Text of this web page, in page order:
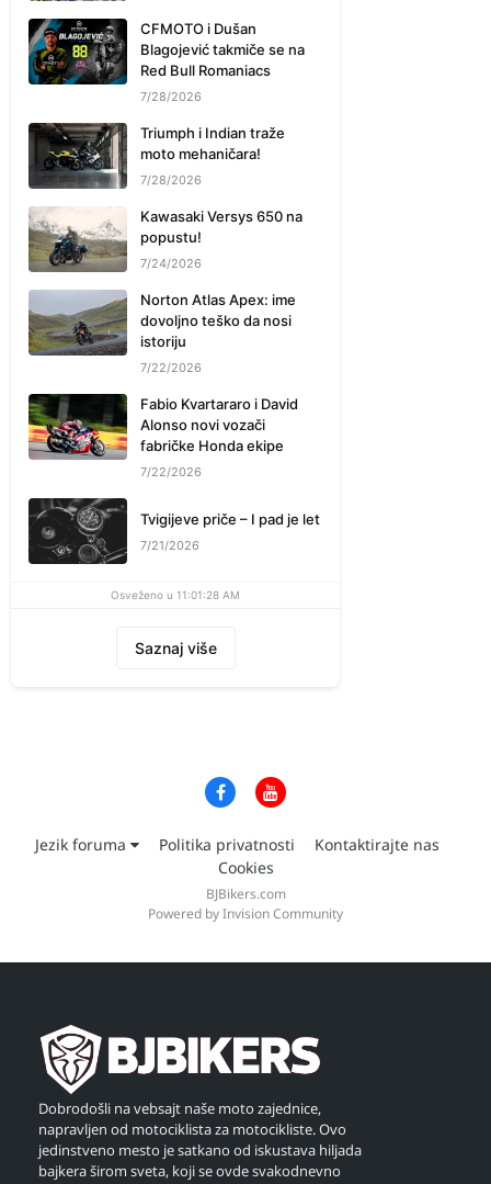
CFMOTO i Dušan
Blagojević takmiče se na
Red Bull Romaniacs
7/28/2026
Triumph i Indian traže
moto mehaničara!
7/28/2026
Kawasaki Versys 650 na
popustu!
7/24/2026
Norton Atlas Apex: ime
dovoljno teško da nosi
istoriju
7/22/2026
Fabio Kvartararo i David
Alonso novi vozači
fabričke Honda ekipe
7/22/2026
Tvigijeve priče – I pad je let
7/21/2026
Osveženo u 11:01:28 AM
Saznaj više
Jezik foruma Politika privatnosti
Kontaktirajte nas
Cookies
BJBikers.com
Powered by Invision Community
Dobrodošli na vebsajt naše moto zajednice,
napravljen od motociklista za motocikliste. Ovo
jedinstveno mesto je satkano od iskustava hiljada
bajkera širom sveta, koji se ovde svakodnevno